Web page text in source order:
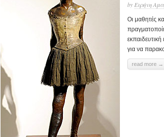
by Ειρήνη
Οι μαθητές
για να
read more →